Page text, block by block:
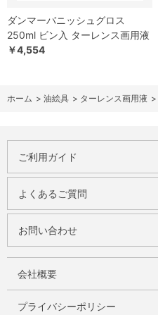
ダンマーバニッシュグロス
250ml ビン入 ターレンス画用液
￥4,554
ホーム > 油絵具 > ターレンス画用液 >
ご利用ガイド
よくあるご質問
お問い合わせ
会社概要
プライバシーポリシー